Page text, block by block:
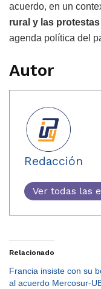
acuerdo, en un
rural y las
agenda política del
Autor
Redacción
Ver todas las
Relacionado
Francia insiste con su
al acuerdo Mercosur-